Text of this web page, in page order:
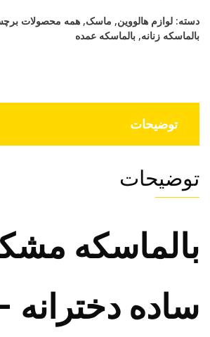
دسته: لوازم هالووین, ماسک, همه محصولات
بالماسکه زنانه, بالماسکه عمده
توضیحات
توضیحات
بالماسکه
ساده